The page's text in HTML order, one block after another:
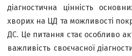
діагностична цінність
хворих на ЦД та можливості
ДС. Це питання стає особливо
важливість своєчасної